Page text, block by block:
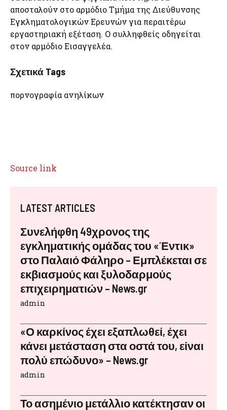
αποσταλούν στο αρμόδιο Τμήμα της Διεύθυνσης
Εγκληματολογικών Ερευνών για περαιτέρω
εργαστηριακή εξέταση. Ο συλληφθείς οδηγείται
στον αρμόδιο Εισαγγελέα.
Σχετικά Tags
πορνογραφία ανηλίκων
Source link
LATEST ARTICLES
Συνελήφθη 49χρονος της
εγκληματικής ομάδας του «Έντικ»
στο Παλαιό Φάληρο – Εμπλέκεται σε
εκβιασμούς και ξυλοδαρμούς
επιχειρηματιών – News.gr
admin
«Ο καρκίνος έχει εξαπλωθεί, έχει
κάνει μετάσταση στα οστά του, είναι
πολύ επώδυνο» – News.gr
admin
Το ασημένιο μετάλλιο κατέκτησαν οι